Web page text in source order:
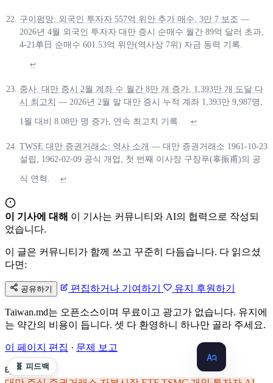
구이펑망: 외국인 투자자 557억 위안 추가 매수, 3만 7 보조 —
2026년 4월 외국인 투자자 대만 증시 순매수 월간 89억 달러 초과,
4-21单日 순매수 601.53억 위안(역사상 7위) 자금 동력 기록.
↩
중사: 대만 증시 2월 계좌 수 월간 8만 개 증가, 1,393만 개 도달 다
시 최고치 — 2026년 2월 말 대만 증시 누적 계좌 1,393만 9,987명,
1월 대비 8.08만 명 증가, 연속 최고치 기록. ↩
TWSE 대만 증권거래소: 역사 소개 — 대만 증권거래소 1961-10-23
설립, 1962-02-09 공식 개업, 첫 번째 이사장 구장푸(辜振甫)의 공
식 연혁. ↩
이 기사에 대해 이 기사는 커뮤니티와 AI의 협력으로 작성되
었습니다.
이 글은 커뮤니티가 함께 쓰고 꾸준히 다듬습니다. 다 읽으셨
다면:
공유하기 편집하거나 기여하기 유지 후원하기
Taiwan.md는 오픈소스이며 무료이고 광고가 없습니다. 유지에
는 약간의 비용이 듭니다. 셋 다 환영하니 하나만 골라 주세요.
이 페이지 편집 · 문제 보고
태그🧬 피드백